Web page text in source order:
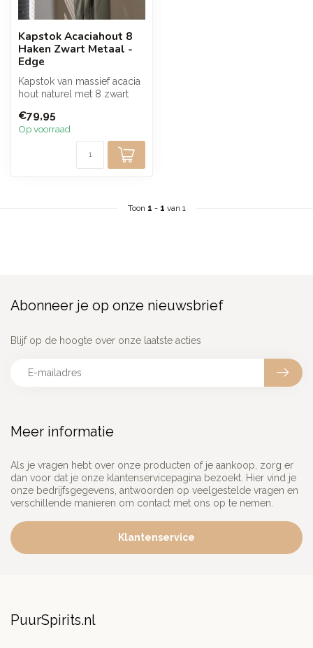
Kapstok Acaciahout 8
Haken Zwart Metaal -
Edge
Kapstok van massief acacia
hout naturel met 8 zwart
hout...
€79,95
Op voorraad
Toon 1 - 1 van 1
Meer informatie
Als je vragen hebt over onze producten of je aankoop, zorg er
dan voor dat je onze klantenservicepagina bezoekt. Hier vind je
onze bedrijfsgegevens, antwoorden op veelgestelde vragen en
verschillende manieren om contact met ons op te nemen.
Klantenservice
Abonneer je op onze nieuwsbrief
Blijf op de hoogte over onze laatste acties
PuurSpirits.nl